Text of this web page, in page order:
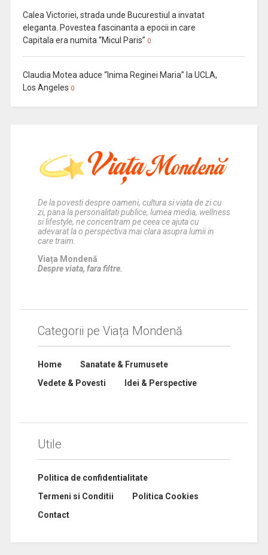
Calea Victoriei, strada unde Bucurestiul a invatat
eleganta. Povestea fascinanta a epocii in care
Capitala era numita “Micul Paris” 0
Claudia Motea aduce “Inima Reginei Maria” la UCLA,
Los Angeles 0
De la povesti despre oameni, cultura si viata de zi cu
zi, pana la personalitati publice, lumea media, wellness
si lifestyle, ne concentram pe ceea ce ajuta cu
adevarat la o perspectiva mai clara asupra lumii in
care traim.
Viața Mondenă
Despre viata, fara filtre.
Categorii pe Viața Mondenă
Home
Sanatate & Frumusete
Vedete & Povesti
Idei & Perspective
Utile
Politica de confidentialitate
Termeni si Conditii
Politica Cookies
Contact